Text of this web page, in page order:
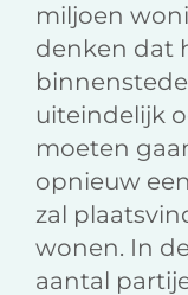
miljoen
denken dat
uiteindelijk
moeten
opnieuw
zal
wonen. In
aantal